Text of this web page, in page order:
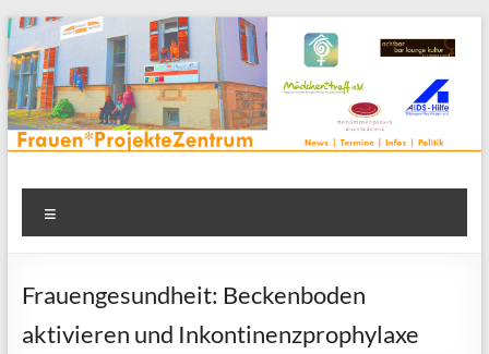
Zum
Inhalt
springen
Frauenprojektehaus wird
FrauenProjekteZentrum
Frauen* | Mädchen* | Projekte | Beratung | Veranstaltungen |
in einem Zentrum | Räume für alle | Projektarbeit | Begegnung
Frauengesundheit: Beckenboden
aktivieren und Inkontinenzprophylaxe